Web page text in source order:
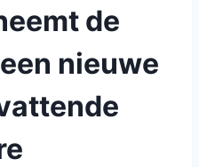
de
nieuwe